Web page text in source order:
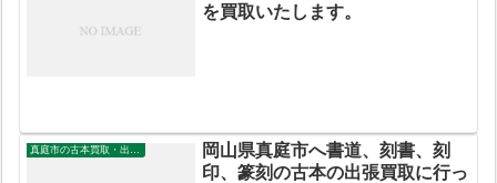
を買取いたします。
岡山県真庭市へ書道、刻書、刻
印、篆刻の古本の出張買取に行っ